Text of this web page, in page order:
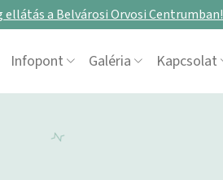
ellátás a Belvárosi Orvosi Centrumban!
Infopont Galéria Kapcsolat